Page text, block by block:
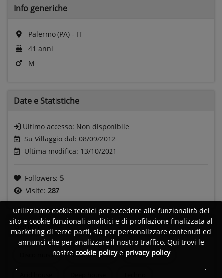
Info generiche
Palermo (PA) - IT
41 anni
M
Date e Statistiche
Ultimo accesso: Non disponibile
Su Villaggio dal: 08/09/2012
Ultima modifica: 13/10/2021
Followers: 5
Visite: 287
Generi
Disco music House music Electro house
Utilizziamo cookie tecnici per accedere alle funzionalità del
sito e cookie funzionali analitici e di profilazione finalizzata al
marketing di terze parti, sia per personalizzare contenuti ed
annunci che per analizzare il nostro traffico. Qui trovi le
nostre cookie policye privacy policy